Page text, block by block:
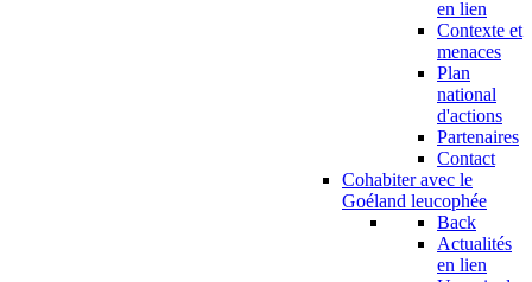
en lien
Contexte et
menaces
Plan
national
d'actions
Partenaires
Contact
Cohabiter avec le
Goéland leucophée
Back
Actualités
en lien